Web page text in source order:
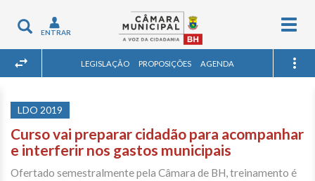
Toggle
navigation
ENTRAR
LEGISLAÇÃO PROPOSIÇÕES AGENDA
LDO 2019
Curso vai preparar cidadão para acompanhar
e interferir nos gastos municipais
Ofertado semestralmente pela Câmara de BH, treinamento é